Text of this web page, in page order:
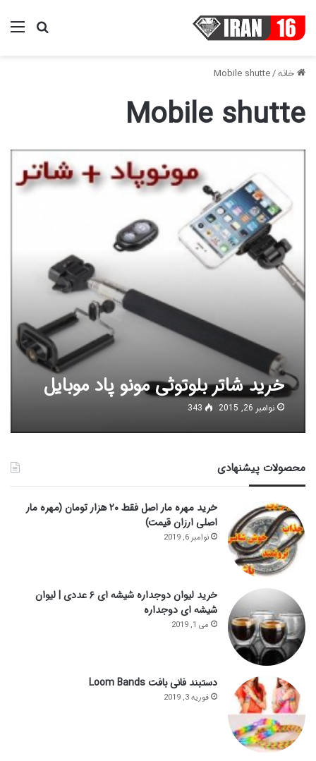
خانه/
Mobile shutte
Mobile shutte
خرید شاتر بلوتوثی مونو پاد موبایل
نوامبر 26, 2015 343
محصولات پیشنهادی
خرید مهره مار اصل فقط ۲۰ هزار تومان (مهره مار
اصلی ارزان قیمت)
نوامبر 6, 2019
خرید لیوان دوجداره شیشه ای ۶ عددی | لیوان
شیشه ای دوجداره
می 1, 2019
دستبند فانی بافت Loom Bands
فوریه 3, 2019